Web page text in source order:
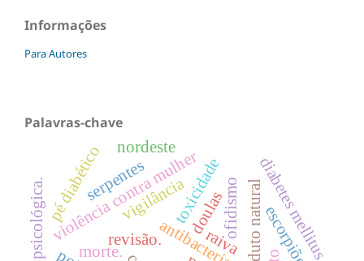
Informações
Para Autores
Palavras-chave
produto natural
antibacteriano
toxicidade
violência contra mulher
vigilânciadoulas
morte. diabetes mellitus
pé diabético
revisão. raiva
ofidismo
serpentes
nordeste
escorpiões